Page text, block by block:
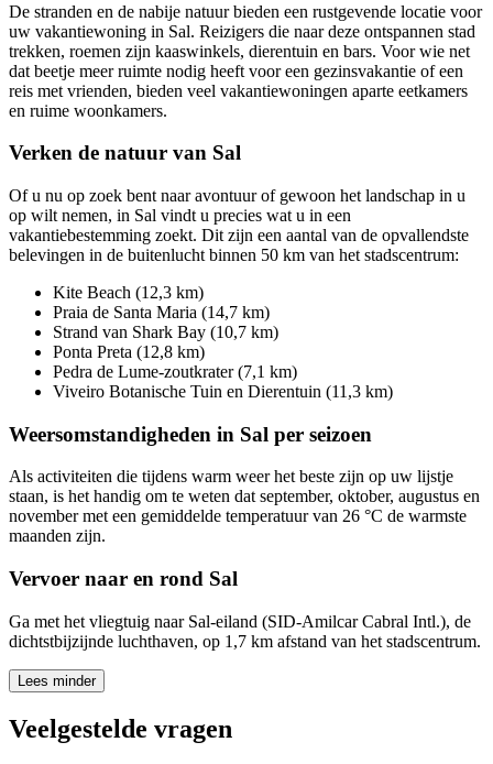
De stranden en de nabije natuur bieden een rustgevende locatie voor
uw vakantiewoning in Sal. Reizigers die naar deze ontspannen stad
trekken, roemen zijn kaaswinkels, dierentuin en bars. Voor wie net
dat beetje meer ruimte nodig heeft voor een gezinsvakantie of een
reis met vrienden, bieden veel vakantiewoningen aparte eetkamers
en ruime woonkamers.
Verken de natuur van Sal
Of u nu op zoek bent naar avontuur of gewoon het landschap in u
op wilt nemen, in Sal vindt u precies wat u in een
vakantiebestemming zoekt. Dit zijn een aantal van de opvallendste
belevingen in de buitenlucht binnen 50 km van het stadscentrum:
Kite Beach (12,3 km)
Praia de Santa Maria (14,7 km)
Strand van Shark Bay (10,7 km)
Ponta Preta (12,8 km)
Pedra de Lume-zoutkrater (7,1 km)
Viveiro Botanische Tuin en Dierentuin (11,3 km)
Weersomstandigheden in Sal per seizoen
Als activiteiten die tijdens warm weer het beste zijn op uw lijstje
staan, is het handig om te weten dat september, oktober, augustus en
november met een gemiddelde temperatuur van 26 °C de warmste
maanden zijn.
Vervoer naar en rond Sal
Ga met het vliegtuig naar Sal-eiland (SID-Amilcar Cabral Intl.), de
dichtstbijzijnde luchthaven, op 1,7 km afstand van het stadscentrum.
Lees minder
Veelgestelde vragen